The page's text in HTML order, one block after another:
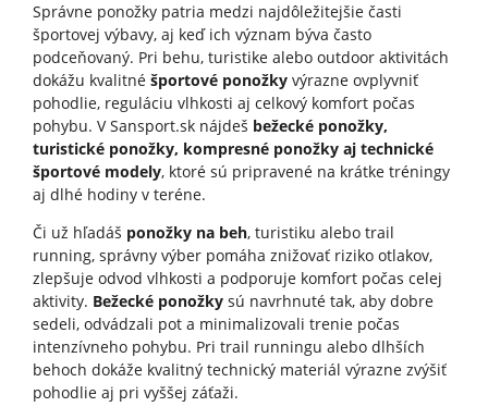
Správne ponožky patria medzi najdôležitejšie časti
športovej výbavy, aj keď ich význam býva často
podceňovaný. Pri behu, turistike alebo outdoor aktivitách
dokážu kvalitné športové ponožkyvýrazne ovplyvniť
pohodlie, reguláciu vlhkosti aj celkový komfort počas
pohybu. V Sansport.sk nájdeš bežecké ponožky,
turistické ponožky, kompresné ponožky aj technické
športové modely, ktoré sú pripravené na krátke tréningy
aj dlhé hodiny v teréne.
Či už hľadáš ponožky na beh, turistiku alebo trail
running, správny výber pomáha znižovať riziko otlakov,
zlepšuje odvod vlhkosti a podporuje komfort počas celej
aktivity. Bežecké ponožkysú navrhnuté tak, aby dobre
sedeli, odvádzali pot a minimalizovali trenie počas
intenzívneho pohybu. Pri trail runningu alebo dlhších
behoch dokáže kvalitný technický materiál výrazne zvýšiť
pohodlie aj pri vyššej záťaži.